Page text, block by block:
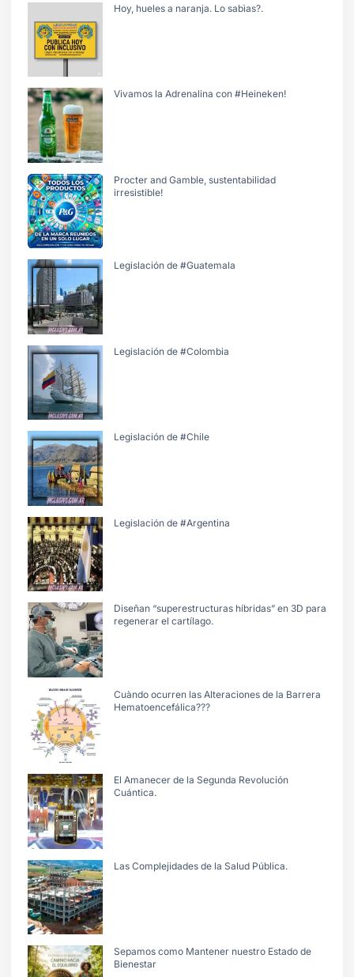
Hoy, hueles a naranja. Lo sabìas?.
Vivamos la Adrenalina con #Heineken!
Procter and Gamble, sustentabilidad
irresistible!
Legislación de #Guatemala
Legislación de #Colombia
Legislación de #Chile
Legislación de #Argentina
Diseñan “superestructuras híbridas” en 3D para
regenerar el cartílago.
Cuàndo ocurren las Alteraciones de la Barrera
Hematoencefálica???
El Amanecer de la Segunda Revolución
Cuántica.
Las Complejidades de la Salud Pública.
Sepamos como Mantener nuestro Estado de
Bienestar